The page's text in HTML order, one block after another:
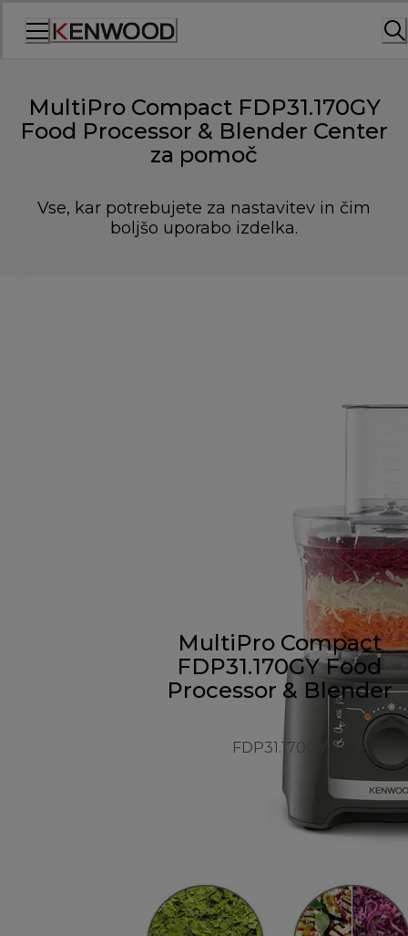
MultiPro Compact FDP31.170GY
Food Processor & Blender Center
za pomoč
Vse, kar potrebujete za nastavitev in čim
boljšo uporabo izdelka.
MultiPro Compact
FDP31.170GY Food
Processor & Blender
FDP31.170GY